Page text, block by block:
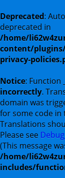
Deprecated:
deprecated in
/home/
content/
privacy-
Notice: Function
incorrectly.
domain was
for some code
Translations
Please see
(This message
/home/
includes/